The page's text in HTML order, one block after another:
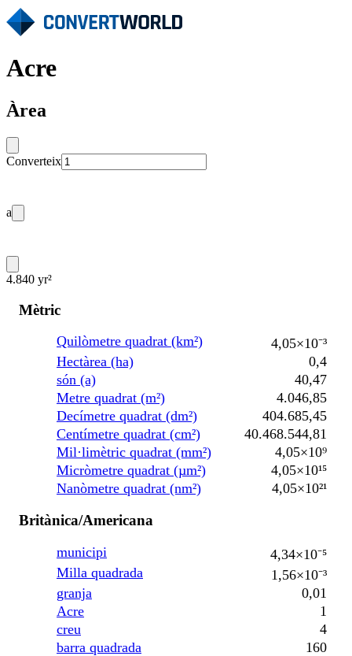
Acre
Àrea
Converteix
a
4.840 yr²
Mètric
Quilòmetre quadrat (km²)
4,05×10⁻³
Hectàrea (ha)
0,4
són (a)
40,47
Metre quadrat (m²)
4.046,85
Decímetre quadrat (dm²)
404.685,45
Centímetre quadrat (cm²)
40.468.544,81
Mil·limètric quadrat (mm²)
4,05×10⁹
Micròmetre quadrat (µm²)
4,05×10¹⁵
Nanòmetre quadrat (nm²)
4,05×10²¹
Britànica/Americana
municipi
4,34×10⁻⁵
Milla quadrada
1,56×10⁻³
granja
0,01
Acre
1
creu
4
barra quadrada
160